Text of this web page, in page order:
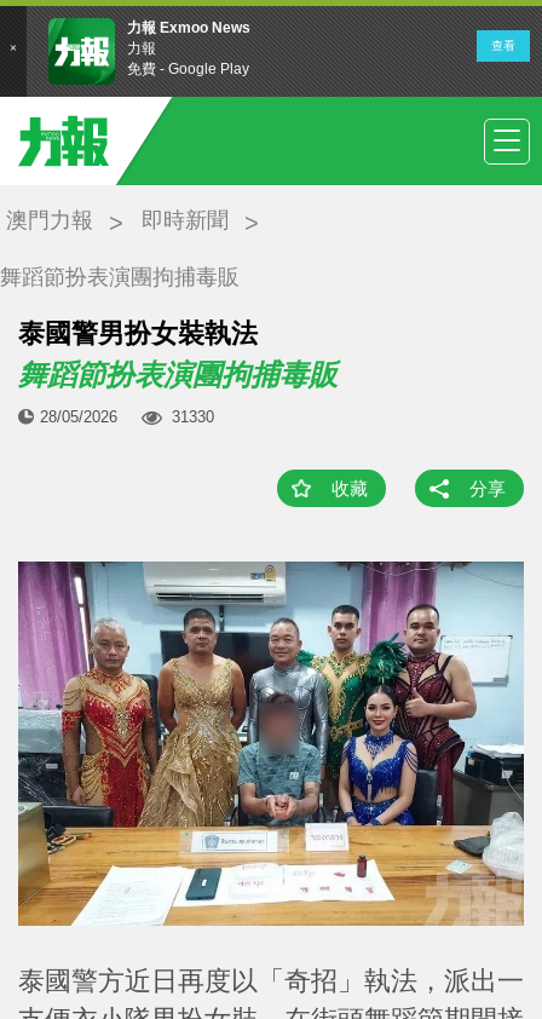
澳門力報 即時新聞
舞蹈節扮表演團拘捕毒販
泰國警男扮女裝執法
舞蹈節扮表演團拘捕毒販
28/05/2026 31330
收藏 分享
泰國警方近日再度以「奇招」執法，派出一